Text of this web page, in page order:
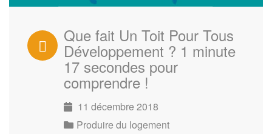
Que fait Un Toit Pour Tous
Développement ? 1 minute
17 secondes pour
comprendre !
11 décembre 2018
Produire du logement